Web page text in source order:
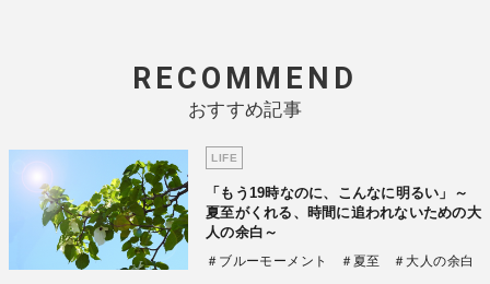
RECOMMEND
おすすめ記事
LIFE
「もう19時なのに、こんなに明るい」～
夏至がくれる、時間に追われないための大
人の余白～
＃ブルーモーメント ＃夏至 ＃大人の余白